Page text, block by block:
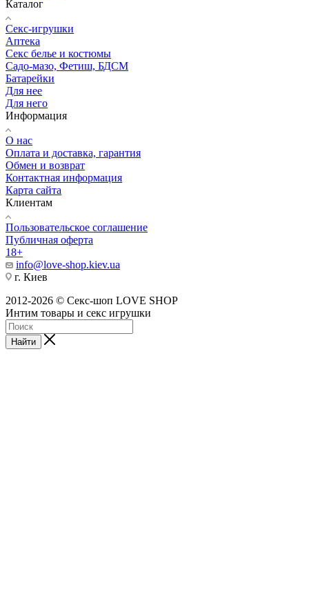
Каталог
Секс-игрушки
Аптека
Секс белье и костюмы
Садо-мазо, Фетиш, БДСМ
Батарейки
Для нее
Для него
Информация
О нас
Оплата и доставка, гарантия
Обмен и возврат
Контактная информация
Карта сайта
Клиентам
Пользовательское соглашение
Публичная оферта
18+
info@love-shop.kiev.ua
г. Киев
2012-2026 © Секс-шоп LOVE SHOP
Интим товары и секс игрушки
Найти